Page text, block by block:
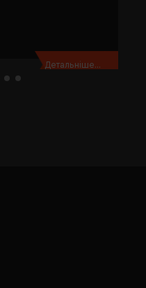
Детальніше...